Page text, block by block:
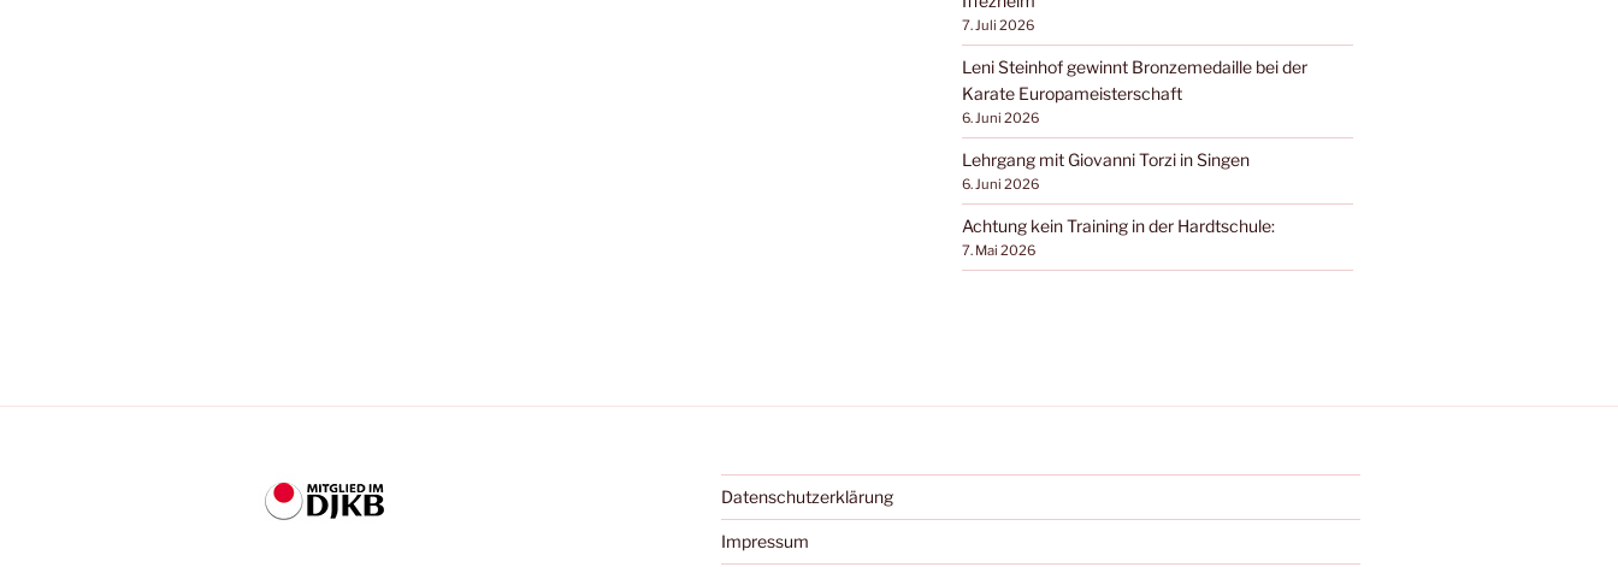
7. Juli 2026
Leni Steinhof gewinnt Bronzemedaille bei der
Karate Europameisterschaft
6. Juni 2026
Lehrgang mit Giovanni Torzi in Singen
6. Juni 2026
Achtung kein Training in der Hardtschule:
7. Mai 2026
Datenschutzerklärung
Impressum